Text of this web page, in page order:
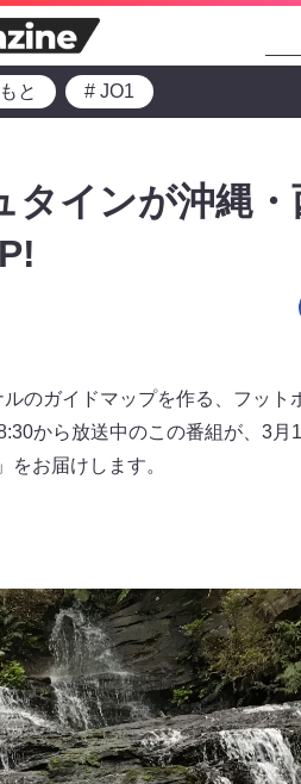
と # JO1
インが沖縄・
のガイドマップを作る、フット
から放送中のこの番組が、3月
お届けします。